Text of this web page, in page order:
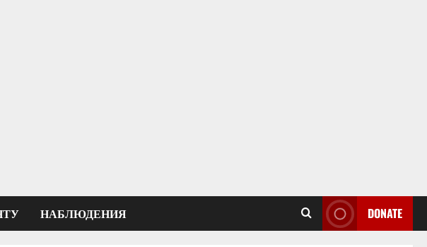
НАБЛЮДЕНИЯ DONATE